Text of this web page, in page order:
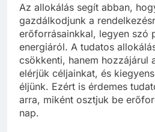
Az allokálás segít abban,
gazdálkodjunk a
erőforrásainkkal, legyen szó
energiáról. A tudatos
csökkenti, hanem hozzájárul
elérjük céljainkat, és
éljünk. Ezért is érdemes
arra, miként osztjuk be
nap.